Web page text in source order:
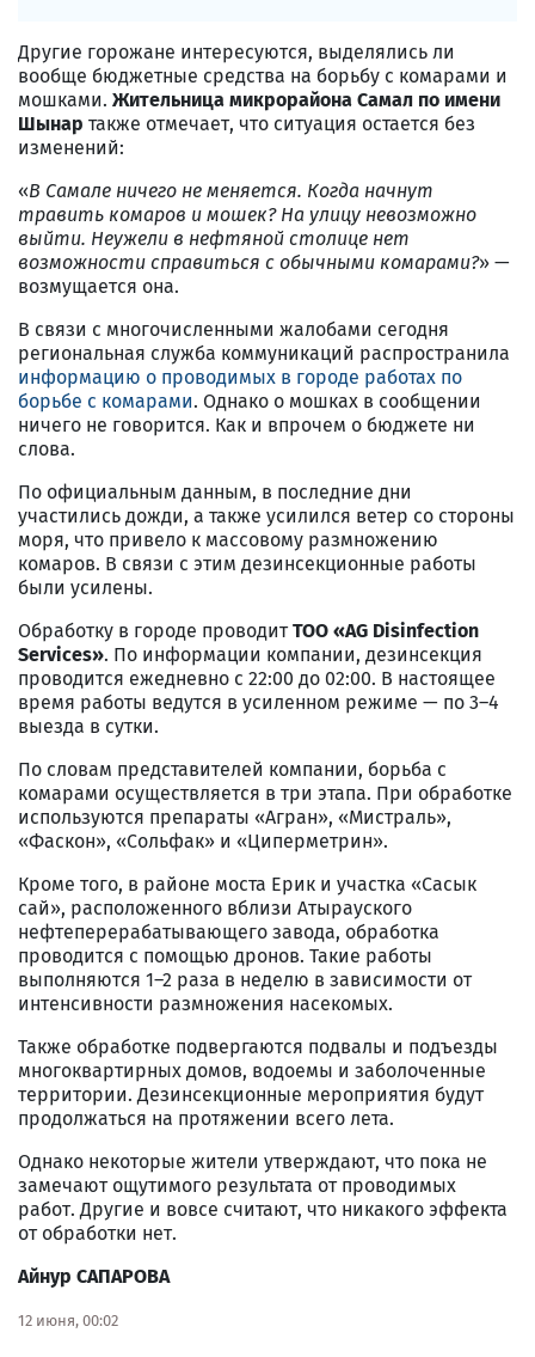
Другие горожане интересуются, выделялись ли
вообще бюджетные средства на борьбу с комарами и
мошками. Жительница микрорайона Самал по имени
Шынар также отмечает, что ситуация остается без
изменений:
«В Самале ничего не меняется. Когда начнут
травить комаров и мошек? На улицу невозможно
выйти. Неужели в нефтяной столице нет
возможности справиться с обычными комарами?» —
возмущается она.
В связи с многочисленными жалобами сегодня
региональная служба коммуникаций распространила
информацию о проводимых в городе работах по
борьбе с комарами. Однако о мошках в сообщении
ничего не говорится. Как и впрочем о бюджете ни
слова.
По официальным данным, в последние дни
участились дожди, а также усилился ветер со стороны
моря, что привело к массовому размножению
комаров. В связи с этим дезинсекционные работы
были усилены.
Обработку в городе проводитТОО «AG Disinfection
Services». По информации компании, дезинсекция
проводится ежедневно с 22:00 до 02:00. В настоящее
время работы ведутся в усиленном режиме — по 3–4
выезда в сутки.
По словам представителей компании, борьба с
комарами осуществляется в три этапа. При обработке
используются препараты «Агран», «Мистраль»,
«Фаскон», «Сольфак» и «Циперметрин».
Кроме того, в районе моста Ерик и участка «Сасык
сай», расположенного вблизи Атырауского
нефтеперерабатывающего завода, обработка
проводится с помощью дронов. Такие работы
выполняются 1–2 раза в неделю в зависимости от
интенсивности размножения насекомых.
Также обработке подвергаются подвалы и подъезды
многоквартирных домов, водоемы и заболоченные
территории. Дезинсекционные мероприятия будут
продолжаться на протяжении всего лета.
Однако некоторые жители утверждают, что пока не
замечают ощутимого результата от проводимых
работ. Другие и вовсе считают, что никакого эффекта
от обработки нет.
Айнур САПАРОВА
12 июня, 00:02